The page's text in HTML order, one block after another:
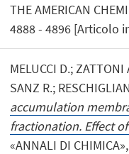
THE AMERICAN
4888 - 4896 [Articolo
MELUCCI D.; ZATTONI
SANZ R.;
accumulation
fractionation. Effect
«ANNALI DI